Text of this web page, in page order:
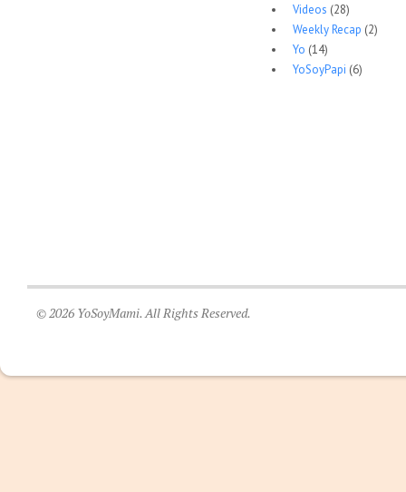
Videos (28)
Weekly Recap (2)
Yo (14)
YoSoyPapi (6)
© 2026 YoSoyMami. All Rights Reserved.